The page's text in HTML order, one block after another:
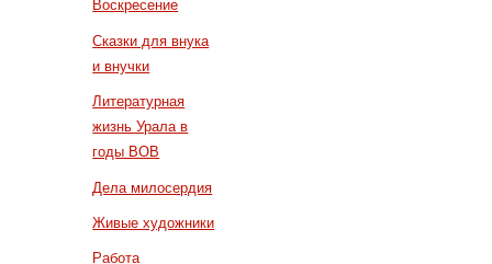
Воскресение
Сказки для внука
и внучки
Литературная
жизнь Урала в
годы ВОВ
Дела милосердия
Живые художники
Работа